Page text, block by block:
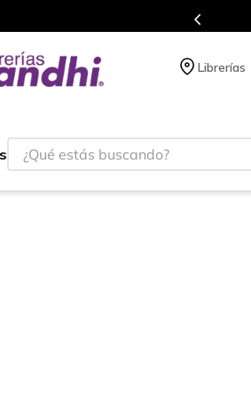
Librerías
¿Qué estás buscando?